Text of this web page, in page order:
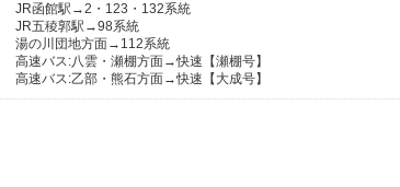
JR函館駅→2・123・132系統
JR五稜郭駅→98系統
湯の川団地方面→112系統
高速バス:八雲・瀬棚方面→快速【瀬棚号】
高速バス:乙部・熊石方面→快速【大成号】